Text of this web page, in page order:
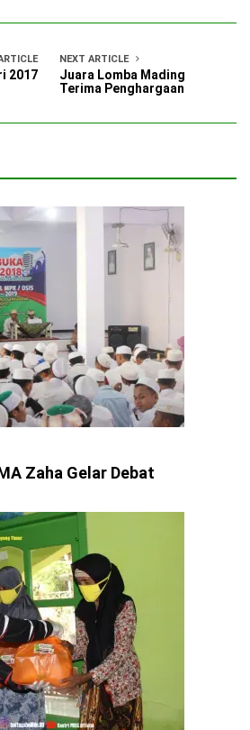
2017
NEXT ARTICLE
Juara Lomba Mading
Terima Penghargaan
Zaha Gelar Debat